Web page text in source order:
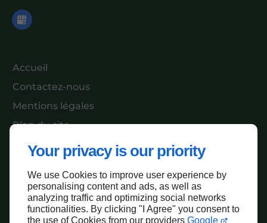
Your privacy is our priority
We use Cookies to improve user experience by
personalising content and ads, as well as
analyzing traffic and optimizing social networks
functionalities. By clicking "I Agree" you consent to
the use of Cookies from our providers Google
Accueil
Contactez-nous
Mentions légales
Plan du site
Haut de page